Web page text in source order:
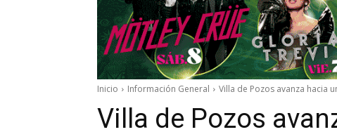
Inicio Información General Villa de Pozos avanza hacia
Villa de Pozos